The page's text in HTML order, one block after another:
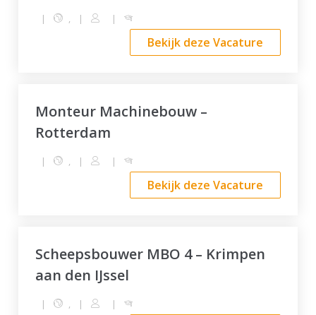
| , | |
Bekijk deze Vacature
Monteur Machinebouw –
Rotterdam
| , | |
Bekijk deze Vacature
Scheepsbouwer MBO 4 – Krimpen
aan den IJssel
| , | |